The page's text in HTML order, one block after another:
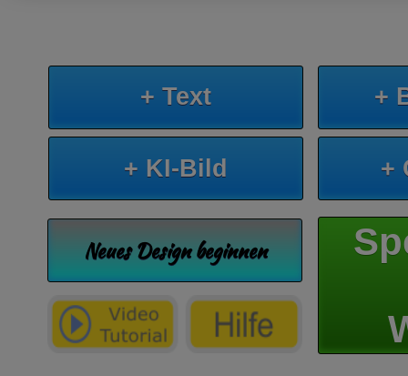
+ Text +
+ KI-Bild +
Neues Design beginnen